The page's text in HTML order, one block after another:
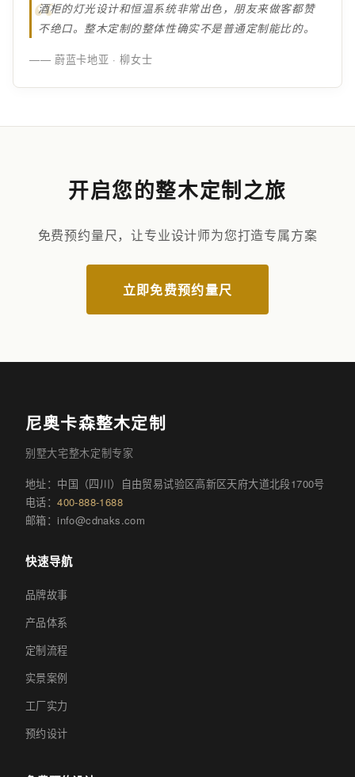
酒柜的灯光设计和恒温系统非常出色，朋友来做客都赞
不绝口。整木定制的整体性确实不是普通定制能比的。
—— 蔚蓝卡地亚 · 柳女士
开启您的整木定制之旅
免费预约量尺，让专业设计师为您打造专属方案
立即免费预约量尺
尼奥卡森整木定制
别墅大宅整木定制专家
地址：中国（四川）自由贸易试验区高新区天府大道北段1700号
电话：400-888-1688
邮箱：info@cdnaks.com
快速导航
品牌故事
产品体系
定制流程
实景案例
工厂实力
预约设计